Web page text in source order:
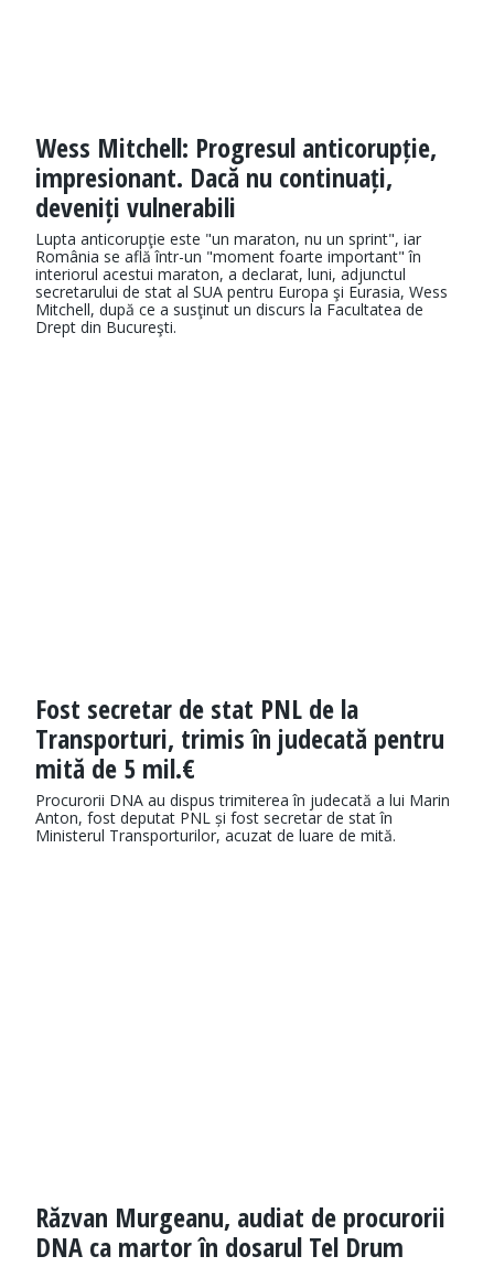
Wess Mitchell: Progresul anticorupție,
impresionant. Dacă nu continuați,
deveniți vulnerabili
Lupta anticorupţie este "un maraton, nu un sprint", iar
România se află într-un "moment foarte important" în
interiorul acestui maraton, a declarat, luni, adjunctul
secretarului de stat al SUA pentru Europa şi Eurasia, Wess
Mitchell, după ce a susţinut un discurs la Facultatea de
Drept din Bucureşti.
Fost secretar de stat PNL de la
Transporturi, trimis în judecată pentru
mită de 5 mil.€
Procurorii DNA au dispus trimiterea în judecată a lui Marin
Anton, fost deputat PNL și fost secretar de stat în
Ministerul Transporturilor, acuzat de luare de mită.
Răzvan Murgeanu, audiat de procurorii
DNA ca martor în dosarul Tel Drum